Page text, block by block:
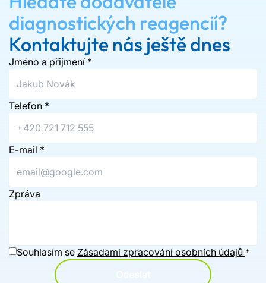
diagnostických reagencií?
Kontaktujte nás ještě dnes
Jméno a přijmení *
Telefon *
E-mail *
Zpráva
Souhlasím se Zásadami zpracování osobních údajů *